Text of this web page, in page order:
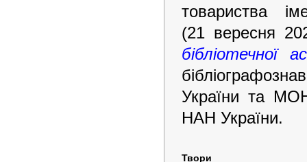
товариства
(21 вересня
бібліотечної
України та МОН
НАН України.
Твори